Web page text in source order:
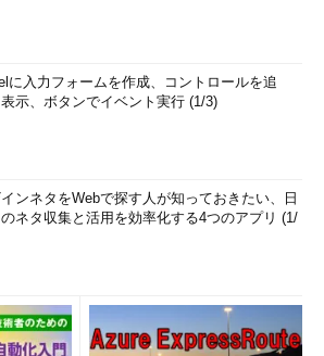
に入力フォームを作成、コントロールを追
示、ボタンでイベント実行 (1/3)
ンネタをWebで探す人が知っておきたい、日
ネタ収集と活用を効率化する4つのアプリ (1/